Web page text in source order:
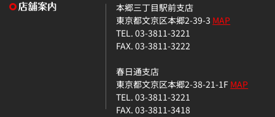
本郷三丁目駅前支店
東京都文京区本郷2-39-3 MAP
TEL. 03-3811-3221
FAX. 03-3811-3222
春日通支店
東京都文京区本郷2-38-21-1FMAP
TEL. 03-3811-3221
FAX. 03-3811-3418